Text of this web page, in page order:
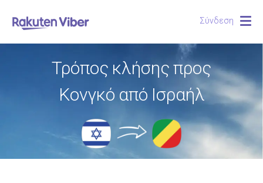
Σύνδεση
Τρόπος κλήσης προς
Κονγκό από Ισραήλ